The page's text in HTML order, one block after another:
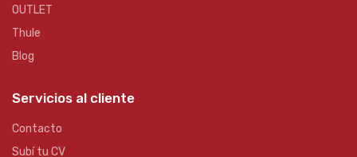
OUTLET
Thule
Blog
Servicios al cliente
Contacto
Subí tu CV